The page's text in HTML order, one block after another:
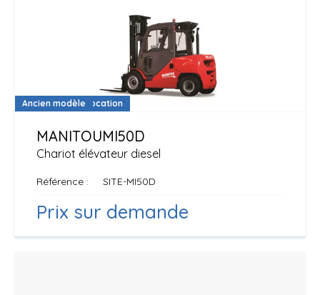
Disponible à la location
Ancien modèle
Chariot élévateur diesel
MANITOUMI50D
Référence SITE-MI50D
Prix sur demande